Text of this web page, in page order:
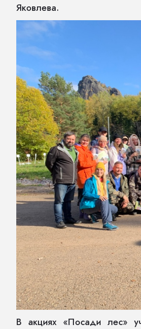
Яковлева.
В акциях «Посади лес»